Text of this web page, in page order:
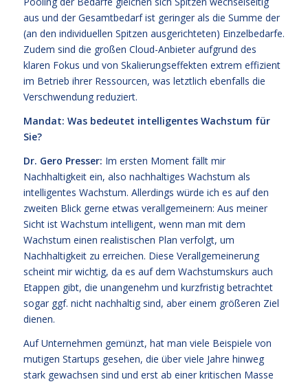
aus und der Gesamtbedarf ist geringer als die Summe der
(an den individuellen Spitzen ausgerichteten) Einzelbedarfe.
Zudem sind die großen Cloud-Anbieter aufgrund des
klaren Fokus und von Skalierungseffekten extrem effizient
im Betrieb ihrer Ressourcen, was letztlich ebenfalls die
Verschwendung reduziert.
Mandat: Was bedeutet intelligentes Wachstum für
Sie?
Dr. Gero Presser: Im ersten Moment fällt mir
Nachhaltigkeit ein, also nachhaltiges Wachstum als
intelligentes Wachstum. Allerdings würde ich es auf den
zweiten Blick gerne etwas verallgemeinern: Aus meiner
Sicht ist Wachstum intelligent, wenn man mit dem
Wachstum einen realistischen Plan verfolgt, um
Nachhaltigkeit zu erreichen. Diese Verallgemeinerung
scheint mir wichtig, da es auf dem Wachstumskurs auch
Etappen gibt, die unangenehm und kurzfristig betrachtet
sogar ggf. nicht nachhaltig sind, aber einem größeren Ziel
dienen.
Auf Unternehmen gemünzt, hat man viele Beispiele von
mutigen Startups gesehen, die über viele Jahre hinweg
stark gewachsen sind und erst ab einer kritischen Masse